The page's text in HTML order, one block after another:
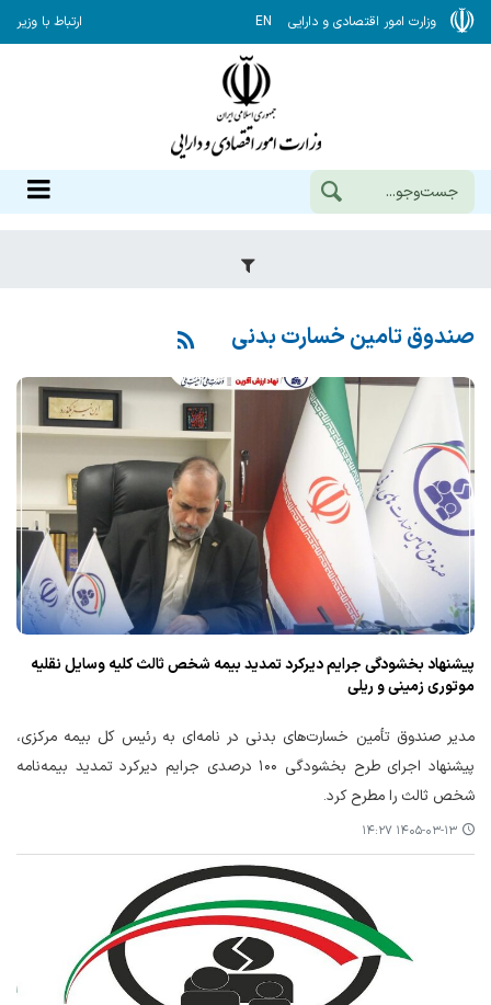
وزارت امور اقتصادی و دارایی EN ارتباط با وزیر
صندوق تامین خسارت بدنی
پیشنهاد بخشودگی جرایم دیرکرد تمدید بیمه شخص ثالث کلیه وسایل نقلیه
موتوری زمینی و ریلی
مدیر صندوق تأمین خسارت‌های بدنی در نامه‌ای به رئیس کل بیمه مرکزی،
پیشنهاد اجرای طرح بخشودگی ۱۰۰ درصدی جرایم دیرکرد تمدید بیمه‌نامه
شخص ثالث را مطرح کرد.
۱۴۰۵-۰۳-۱۳ ۱۴:۲۷